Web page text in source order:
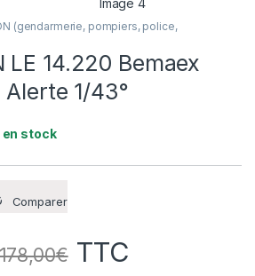
(gendarmerie, pompiers, police,
LE 14.220 Bemaex
Alerte 1/43°
en stock
Comparer
€ TTC